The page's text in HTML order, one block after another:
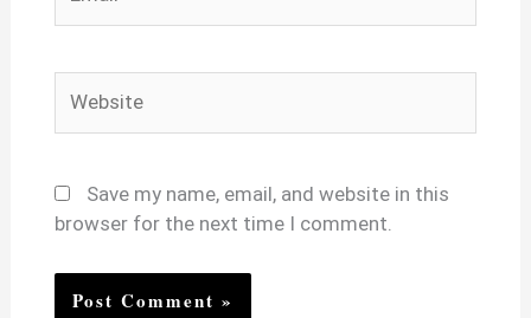
Save my name, email, and website in this
browser for the next time I comment.